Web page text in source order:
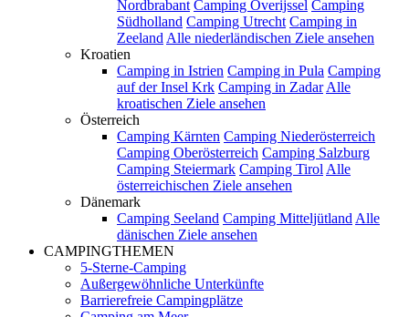
Nordbrabant Camping Overijssel Camping
Südholland Camping Utrecht Camping in
Zeeland Alle niederländischen Ziele ansehen
Kroatien
Camping in Istrien Camping in Pula Camping
auf der Insel Krk Camping in Zadar Alle
kroatischen Ziele ansehen
Österreich
Camping Kärnten Camping Niederösterreich
Camping Oberösterreich Camping Salzburg
Camping Steiermark Camping Tirol Alle
österreichischen Ziele ansehen
Dänemark
Camping Seeland Camping Mitteljütland Alle
dänischen Ziele ansehen
CAMPINGTHEMEN
5-Sterne-Camping
Außergewöhnliche Unterkünfte
Barrierefreie Campingplätze